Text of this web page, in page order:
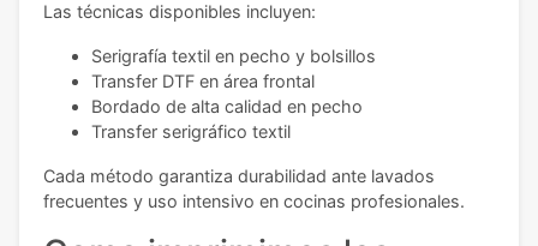
Las técnicas disponibles incluyen:
Serigrafía textil en pecho y bolsillos
Transfer DTF en área frontal
Bordado de alta calidad en pecho
Transfer serigráfico textil
Cada método garantiza durabilidad ante lavados
frecuentes y uso intensivo en cocinas profesionales.